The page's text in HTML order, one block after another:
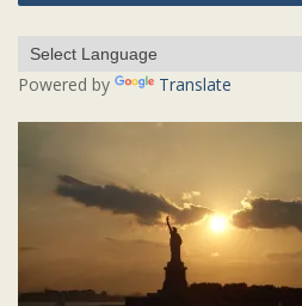
Powered by Translate